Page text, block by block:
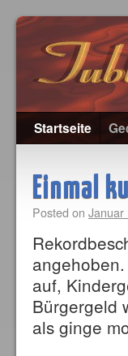
Startseite
Einmal
Posted on Januar
auf,
Bürgergeld
als ginge